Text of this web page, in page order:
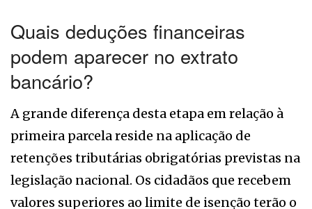
Quais deduções financeiras
podem aparecer no extrato
bancário?
A grande diferença desta etapa em relação à
primeira parcela reside na aplicação de
retenções tributárias obrigatórias previstas na
legislação nacional. Os cidadãos que recebem
valores superiores ao limite de isenção terão o